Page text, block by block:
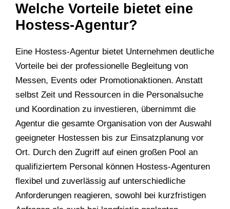
Welche Vorteile bietet eine
Hostess-Agentur?
Eine Hostess-Agentur bietet Unternehmen deutliche
Vorteile bei der professionelle Begleitung von
Messen, Events oder Promotionaktionen. Anstatt
selbst Zeit und Ressourcen in die Personalsuche
und Koordination zu investieren, übernimmt die
Agentur die gesamte Organisation von der Auswahl
geeigneter Hostessen bis zur Einsatzplanung vor
Ort. Durch den Zugriff auf einen großen Pool an
qualifiziertem Personal können Hostess-Agenturen
flexibel und zuverlässig auf unterschiedliche
Anforderungen reagieren, sowohl bei kurzfristigen